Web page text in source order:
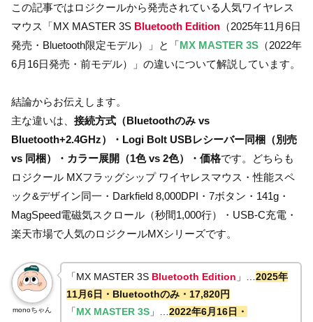
この記事ではロジクールから発売されている人気ワイヤレス
マウス「MX MASTER 3S Bluetooth Edition （2025年11月6日
発売・Bluetooth限定モデル）」と「MX MASTER 3S （2022年
6月16日発売・前モデル）」の違いについて解説しています。
結論からお伝えします。
主な違いは、 接続方式（Bluetoothのみ vs
Bluetooth+2.4GHz）・Logi Bolt USBレシーバー同梱（別売
vs 同梱）・カラー展開（1色 vs 2色）・価格です。どちらも
ロジクール MXフラッグシップ ワイヤレスマウス・性能スペ
ック&デザイン同一・Darkfield 8,000DPI・7ボタン・141g・
MagSpeed電磁気スクロール（秒間1,000行）・USB-C充電・
楽天市場で人気のロジクールMXシリーズです。
monoちゃん
「MX MASTER 3S Bluetooth Edition 」… 2025年
11月6日・Bluetoothのみ・17,820円
「MX MASTER 3S 」… 2022年6月16日・